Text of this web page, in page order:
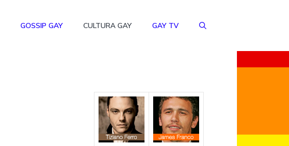
GOSSIP GAY CULTURA GAY GAY TV